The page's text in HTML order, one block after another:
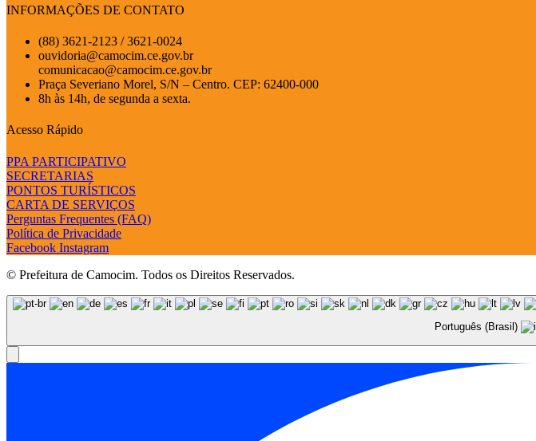
INFORMAÇÕES DE CONTATO
(88) 3621-2123 / 3621-0024
ouvidoria@camocim.ce.gov.br
comunicacao@camocim.ce.gov.br
Praça Severiano Morel, S/N – Centro. CEP: 62400-000
8h às 14h, de segunda a sexta.
Acesso Rápido
PPA PARTICIPATIVO
SECRETARIAS
PONTOS TURÍSTICOS
CARTA DE SERVIÇOS
Perguntas Frequentes (FAQ)
Política de Privacidade
Facebook Instagram
© Prefeitura de Camocim. Todos os Direitos Reservados.
Português (Brasil)